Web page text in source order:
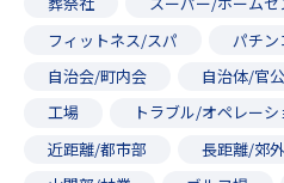
フィットネス/スパ
パチン
自治会/町内会
自治体/官
工場
トラブル/オペレー
近距離/都市部
長距離/郊外